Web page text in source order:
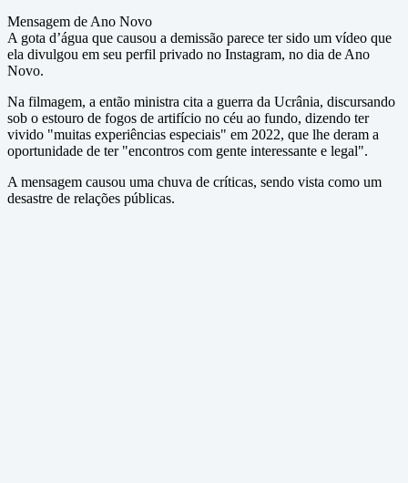
Mensagem de Ano Novo
A gota d’água que causou a demissão parece ter sido um vídeo que
ela divulgou em seu perfil privado no Instagram, no dia de Ano
Novo.
Na filmagem, a então ministra cita a guerra da Ucrânia, discursando
sob o estouro de fogos de artifício no céu ao fundo, dizendo ter
vivido "muitas experiências especiais" em 2022, que lhe deram a
oportunidade de ter "encontros com gente interessante e legal".
A mensagem causou uma chuva de críticas, sendo vista como um
desastre de relações públicas.